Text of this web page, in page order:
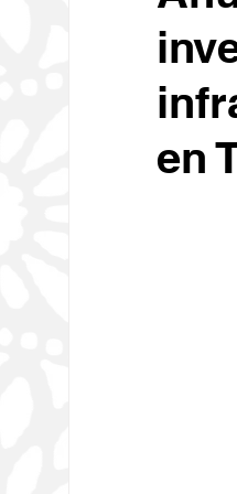
Deportes
en